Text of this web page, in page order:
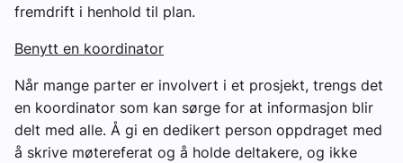
fremdrift i henhold til plan.
Benytt en koordinator
Når mange parter er involvert i et prosjekt, trengs det
en koordinator som kan sørge for at informasjon blir
delt med alle. Å gi en dedikert person oppdraget med
å skrive møtereferat og å holde deltakere, og ikke